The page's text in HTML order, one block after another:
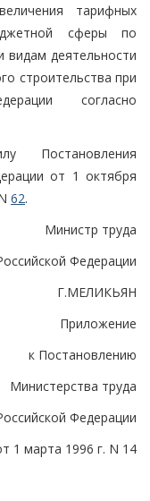
тарифных
сферы по
видам деятельности
строительства при
согласно
Постановления
от 1 октября
62.
Министр труда
Федерации
Г.МЕЛИКЬЯН
Приложение
к Постановлению
Министерства труда
Федерации
1 марта 1996 г. N 14